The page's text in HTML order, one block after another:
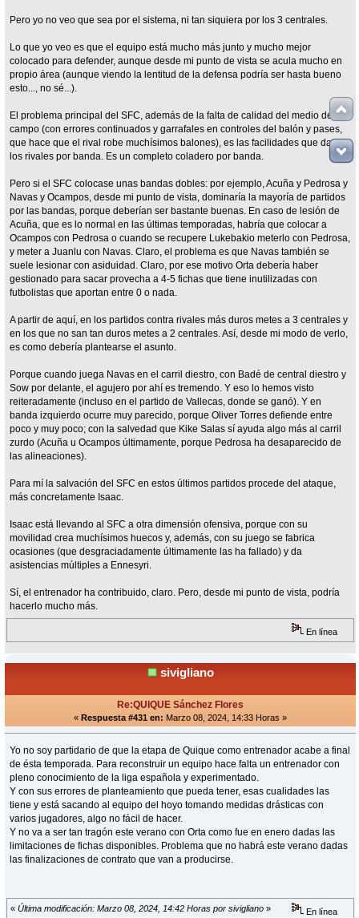
Pero yo no veo que sea por el sistema, ni tan siquiera por los 3 centrales.
Lo que yo veo es que el equipo está mucho más junto y mucho mejor
colocado para defender, aunque desde mi punto de vista se acula mucho en
propio área (aunque viendo la lentitud de la defensa podría ser hasta bueno
esto..., no sé...).
El problema principal del SFC, además de la falta de calidad del medio del
campo (con errores continuados y garrafales en controles del balón y pases,
que hace que el rival robe muchísimos balones), es las facilidades que da a
los rivales por banda. Es un completo coladero por banda.
Pero si el SFC colocase unas bandas dobles: por ejemplo, Acuña y Pedrosa y
Navas y Ocampos, desde mi punto de vista, dominaría la mayoría de partidos
por las bandas, porque deberían ser bastante buenas. En caso de lesión de
Acuña, que es lo normal en las últimas temporadas, habría que colocar a
Ocampos con Pedrosa o cuando se recupere Lukebakio meterlo con Pedrosa,
y meter a Juanlu con Navas. Claro, el problema es que Navas también se
suele lesionar con asiduidad. Claro, por ese motivo Orta debería haber
gestionado para sacar provecha a 4-5 fichas que tiene inutilizadas con
futbolistas que aportan entre 0 o nada.
A partir de aquí, en los partidos contra rivales más duros metes a 3 centrales y
en los que no san tan duros metes a 2 centrales. Así, desde mi modo de verlo,
es como debería plantearse el asunto.
Porque cuando juega Navas en el carril diestro, con Badé de central diestro y
Sow por delante, el agujero por ahí es tremendo. Y eso lo hemos visto
reiteradamente (incluso en el partido de Vallecas, donde se ganó). Y en
banda izquierdo ocurre muy parecido, porque Oliver Torres defiende entre
poco y muy poco; con la salvedad que Kike Salas sí ayuda algo más al carril
zurdo (Acuña u Ocampos últimamente, porque Pedrosa ha desaparecido de
las alineaciones).
Para mí la salvación del SFC en estos últimos partidos procede del ataque,
más concretamente Isaac.
Isaac está llevando al SFC a otra dimensión ofensiva, porque con su
movilidad crea muchísimos huecos y, además, con su juego se fabrica
ocasiones (que desgraciadamente últimamente las ha fallado) y da
asistencias múltiples a Ennesyri.
Sí, el entrenador ha contribuido, claro. Pero, desde mi punto de vista, podría
hacerlo mucho más.
En línea
sivigliano
Re:QUIQUE Sánchez Flores
« Respuesta #431 en: Marzo 08, 2024, 14:33 Horas »
Yo no soy partidario de que la etapa de Quique como entrenador acabe a final
de ésta temporada. Para reconstruir un equipo hace falta un entrenador con
pleno conocimiento de la liga española y experimentado.
Y con sus errores de planteamiento que pueda tener, esas cualidades las
tiene y está sacando al equipo del hoyo tomando medidas drásticas con
varios jugadores, algo no fácil de hacer.
Y no va a ser tan tragón este verano con Orta como fue en enero dadas las
limitaciones de fichas disponibles. Problema que no habrá este verano dadas
las finalizaciones de contrato que van a producirse.
« Última modificación: Marzo 08, 2024, 14:42 Horas por sivigliano » En línea